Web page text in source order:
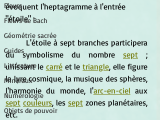
Fleurs
Fleurs de Bach
Géométrie sacrée
Guides
Littérature
Minéraux
Numérologie
Objets de pouvoir
évoquent l'heptagramme à l'entrée
"étoile" :
du symbolisme du nombre sept ;
unissant le carré et le triangle, elle figure
la lyre cosmique, la musique des sphères,
l'harmonie du monde, l'arc-en-ciel
sept couleurs, les sept zones planétaires,
etc.